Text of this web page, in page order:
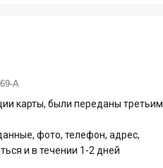
А
карты, были переданы третьим
фото, телефон, адрес,
и в течении 1-2 дней